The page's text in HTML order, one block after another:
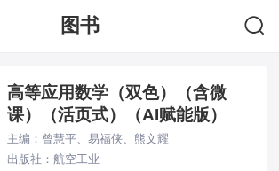
图书
高等应用数学（双色）（含微
课）（活页式）（AI赋能版）
主编：曾慧平、易福侠、熊文耀
出版社：航空工业